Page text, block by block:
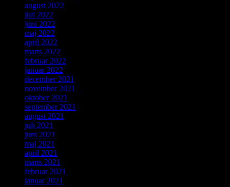
august 2022
juli 2022
juni 2022
maj 2022
april 2022
marts 2022
februar 2022
januar 2022
december 2021
november 2021
oktober 2021
september 2021
august 2021
juli 2021
juni 2021
maj 2021
april 2021
marts 2021
februar 2021
januar 2021